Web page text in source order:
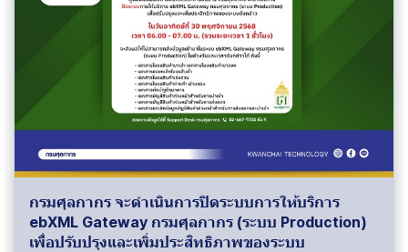
กรมศุลกากร จะดำเนินการปิดระบบการให้บริการ
ebXML Gateway กรมศุลกากร (ระบบ Production)
เพื่อปรับปรุงและเพิ่มประสิทธิภาพของระบบ